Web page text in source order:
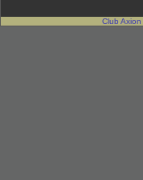
Club Axion